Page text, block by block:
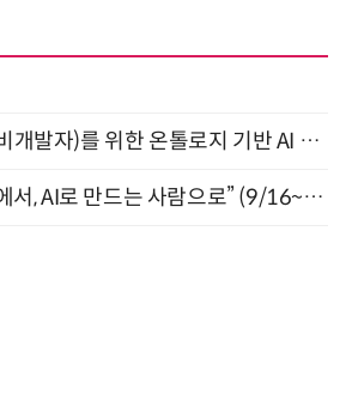
모든 업무 담당자(비개발자)를 위한 온톨로지 기반 AI 지식체계 설계 1-day 워크숍 8월 20일 개최
“AI에게 묻는 사람에서, AI로 만드는 사람으로” (9/16~17)